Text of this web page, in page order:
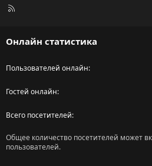
R
Онлайн статистика
Пользователей онлайн
Гостей онлайн
Всего посетителей
Общее количество посетителей может
пользователей.